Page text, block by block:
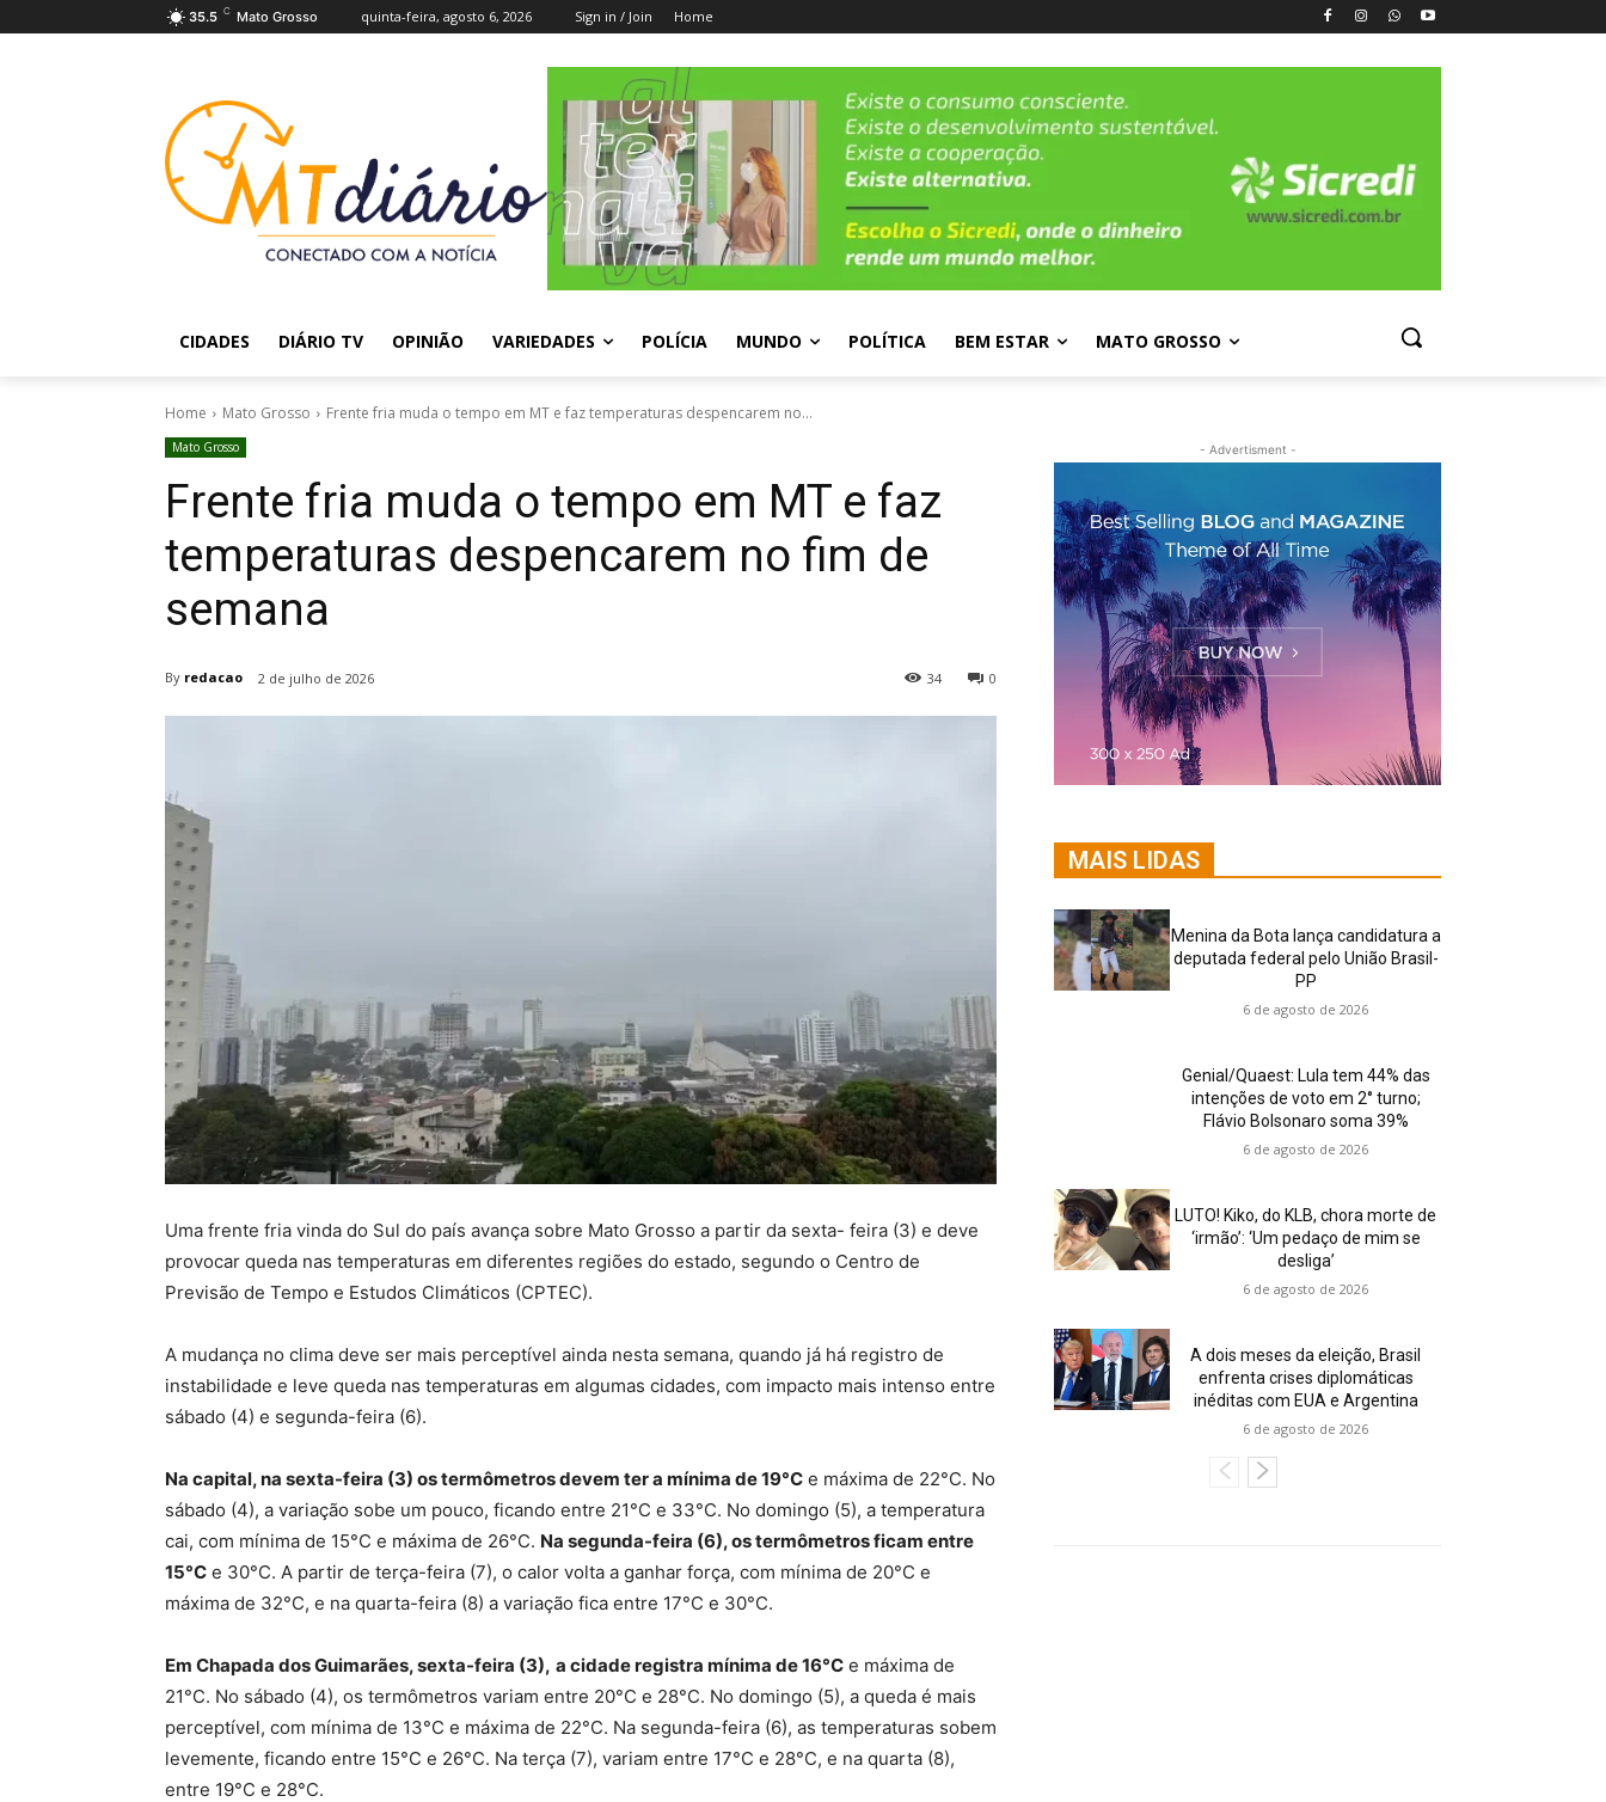
35.5 C Mato Grosso quinta-feira, agosto 6, 2026 Sign in / Join Home
CIDADES DIÁRIO TV OPINIÃO VARIEDADES POLÍCIA MUNDO POLÍTICA BEM ESTAR MATO GROSSO
Home Mato Grosso Frente fria muda o tempo em MT e faz temperaturas despencarem no...
Mato Grosso
Frente fria muda o tempo em MT e faz
temperaturas despencarem no fim de
semana
By redacao 2 de julho de 2026 0
34
Uma frente fria vinda do Sul do país avança sobre Mato Grosso a partir da sexta- feira (3) e deve
provocar queda nas temperaturas em diferentes regiões do estado, segundo o Centro de
Previsão de Tempo e Estudos Climáticos (CPTEC).
A mudança no clima deve ser mais perceptível ainda nesta semana, quando já há registro de
instabilidade e leve queda nas temperaturas em algumas cidades, com impacto mais intenso entre
sábado (4) e segunda-feira (6).
Na capital, na sexta-feira (3) os termômetros devem ter a mínima de 19°C e máxima de 22°C. No
sábado (4), a variação sobe um pouco, ficando entre 21°C e 33°C. No domingo (5), a temperatura
cai, com mínima de 15°C e máxima de 26°C. Na segunda-feira (6), os termômetros ficam entre
15°C e 30°C. A partir de terça-feira (7), o calor volta a ganhar força, com mínima de 20°C e
máxima de 32°C, e na quarta-feira (8) a variação fica entre 17°C e 30°C.
Em Chapada dos Guimarães, sexta-feira (3), a cidade registra mínima de 16°C e máxima de
21°C. No sábado (4), os termômetros variam entre 20°C e 28°C. No domingo (5), a queda é mais
perceptível, com mínima de 13°C e máxima de 22°C. Na segunda-feira (6), as temperaturas sobem
levemente, ficando entre 15°C e 26°C. Na terça (7), variam entre 17°C e 28°C, e na quarta (8),
entre 19°C e 28°C.
- Advertisment -
MAIS LIDAS
Menina da Bota lança candidatura a
deputada federal pelo União Brasil-
PP
6 de agosto de 2026
Genial/Quaest: Lula tem 44% das
intenções de voto em 2° turno;
Flávio Bolsonaro soma 39%
6 de agosto de 2026
LUTO! Kiko, do KLB, chora morte de
‘irmão’: ‘Um pedaço de mim se
desliga’
6 de agosto de 2026
A dois meses da eleição, Brasil
enfrenta crises diplomáticas
inéditas com EUA e Argentina
6 de agosto de 2026